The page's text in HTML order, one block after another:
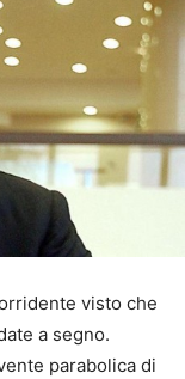
visto che
a segno.
parabolica di